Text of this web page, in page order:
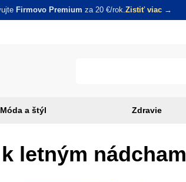
Firmovo Premium za 20 €/rok.Zistiť viac →
Móda a štýl Zdravie
letným nádcham